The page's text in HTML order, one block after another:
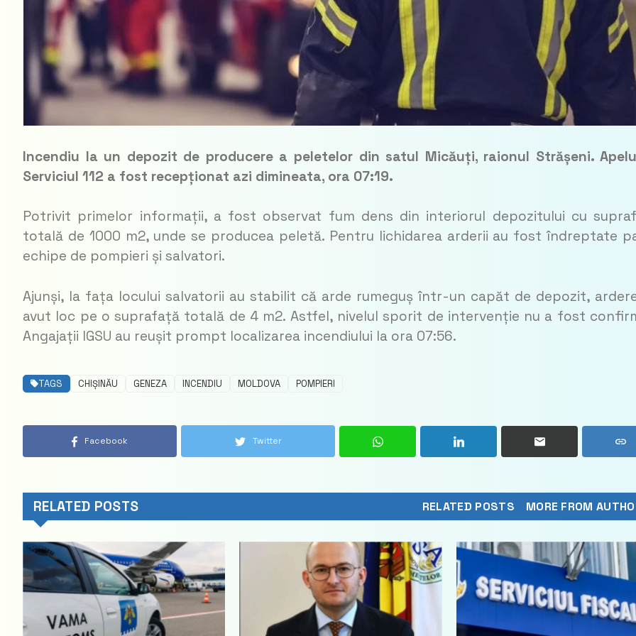
Incendiu la un depozit de producere a peletelor din satul Micăuți, raionul Strășeni.
Serviciul 112 a fost recepționat azi dimineata, ora 07:19.
Potrivit primelor informații, a fost observat fum dens din interiorul depozitului cu
totală de 1000 m2, unde se producea peletă. Pentru lichidarea arderii au fost îndreptate
echipe de pompieri și salvatori.
Ajunși, la fața locului salvatorii au stabilit că arde rumeguș într-un capăt de depozit,
avut loc pe o suprafață totală de 4 m2. Astfel, nivelul sporit de intervenție nu a fost
Angajații IGSU au reușit prompt localizarea incendiului la ora 07:56.
TAGS CHIȘINĂU GENEZA INCENDIU MOLDOVA POMPIERI
Facebook Twitter
RELATED POSTS RELATED POSTS MORE FROM